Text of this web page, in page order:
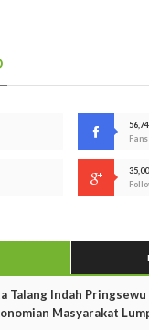
Fans
Talang Indah
Masyarakat